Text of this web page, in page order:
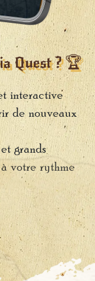
Quest ? 🏆
interactive
de nouveaux
grands
votre rythme